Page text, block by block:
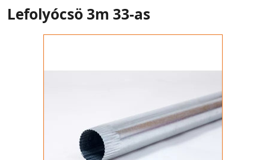
Lefolyócsö 3m 33-as